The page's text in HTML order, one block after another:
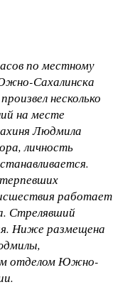
по местному
Сахалинска
несколько
на месте
Людмила
личность
работает
Стрелявший
Ниже размещена
отделом Южно-